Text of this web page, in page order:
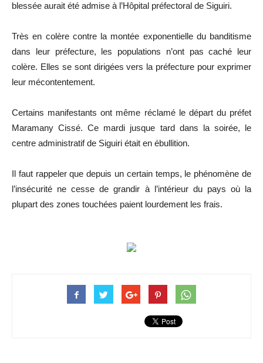
blessée aurait été admise à l’Hôpital préfectoral de Siguiri.
Très en colère contre la montée exponentielle du banditisme
dans leur préfecture, les populations n’ont pas caché leur
colère. Elles se sont dirigées vers la préfecture pour exprimer
leur mécontentement.
Certains manifestants ont même réclamé le départ du préfet
Maramany Cissé.Ce mardi jusque tard dans la soirée, le
centre administratif de Siguiri était en ébullition.
Il faut rappeler que depuis un certain temps, le phénomène de
l’insécurité ne cesse de grandir à l’intérieur du pays où la
plupart des zones touchées paient lourdement les frais.